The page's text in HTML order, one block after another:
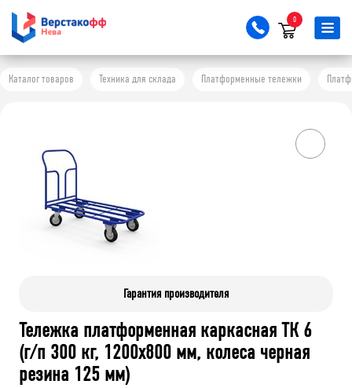
0
Каталог товаров Техника для склада Платформенные тележки
Гарантия производителя
Тележка платформенная каркасная ТК 6
(г/п 300 кг, 1200x800 мм, колеса черная
резина 125 мм)